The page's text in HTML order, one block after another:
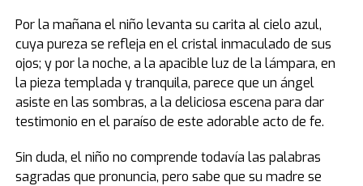
Por la mañana el niño levanta su carita al cielo azul,
cuya pureza se refleja en el cristal inmaculado de sus
ojos; y por la noche, a la apacible luz de la lámpara, en
la pieza templada y tranquila, parece que un ángel
asiste en las sombras, a la deliciosa escena para dar
testimonio en el paraíso de este adorable acto de fe.
Sin duda, el niño no comprende todavía las palabras
sagradas que pronuncia, pero sabe que su madre se